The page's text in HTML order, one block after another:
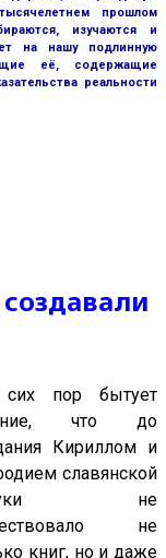
прошлом
изучаются и
на нашу подлинную
её, содержащие
реальности
пор бытует
что до
Кириллом и
славянской
не
не
книг, но и даже